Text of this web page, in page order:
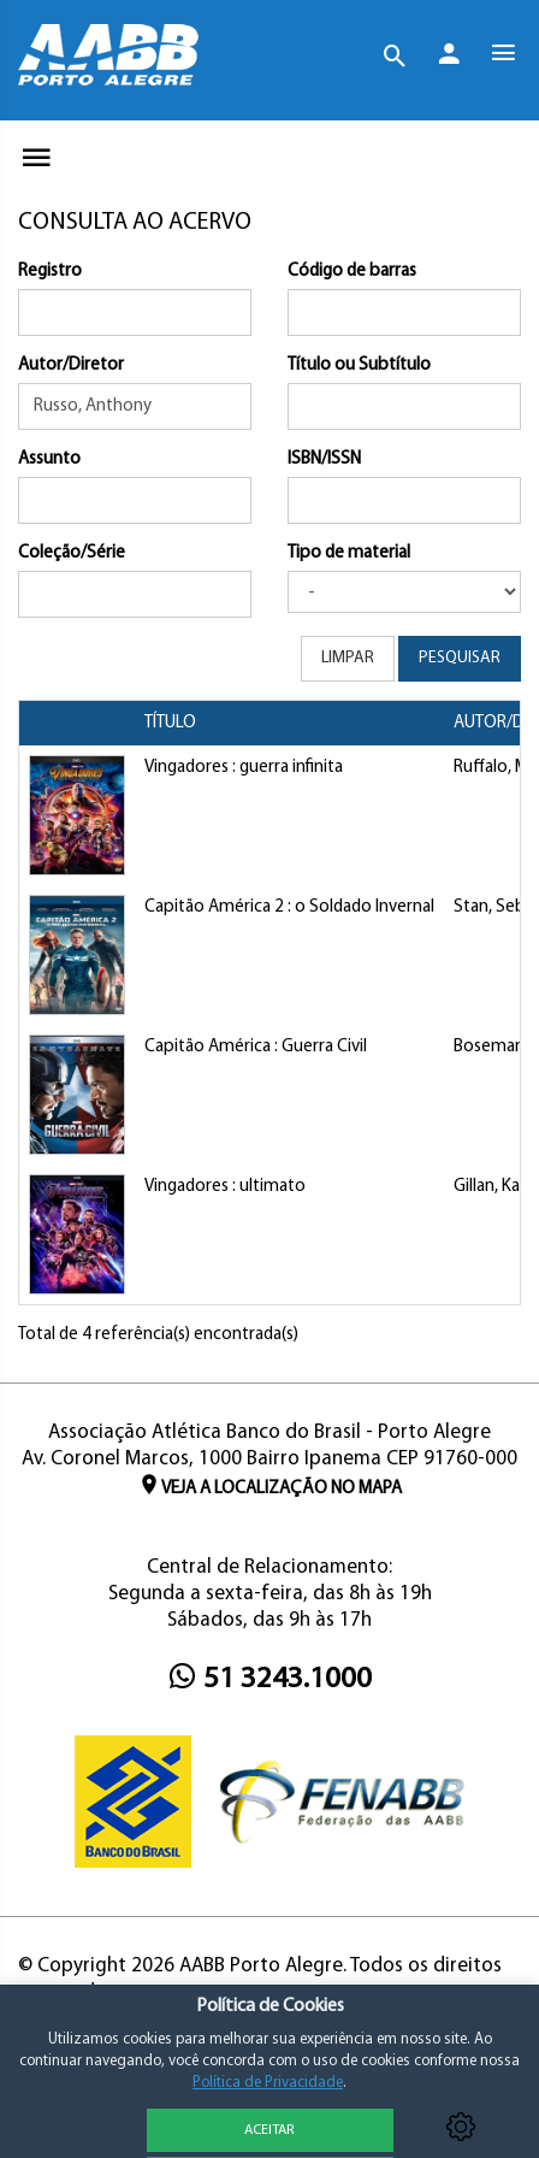
CONSULTA AO ACERVO
Registro Código de barras
Autor/Diretor Título ou Subtítulo
Assunto ISBN/ISSN
Coleção/Série Tipo de material
LIMPAR PESQUISAR
TÍTULO AUTOR/
Vingadores : guerra infinita Ruffalo,
Capitão América 2 : o Soldado Invernal Stan,
Capitão América : Guerra Civil Boseman,
Vingadores : ultimato Gillan,
Total de 4 referência(s) encontrada(s)
Associação Atlética Banco do Brasil - Porto Alegre
Av. Coronel Marcos, 1000 Bairro Ipanema CEP 91760-000
VEJA A LOCALIZAÇÃO NO MAPA
Central de Relacionamento:
Segunda a sexta-feira, das 8h às 19h
Sábados, das 9h às 17h
51 3243.1000
© Copyright 2026 AABB Porto Alegre. Todos os direitos
Política de Cookies
Utilizamos cookies para melhorar sua experiência em nosso site. Ao
continuar navegando, você concorda com o uso de cookies conforme nossa
Política de Privacidade.
ACEITAR